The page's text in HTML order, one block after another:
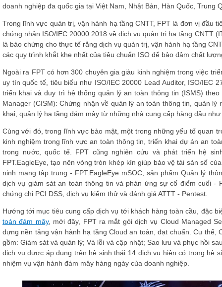
doanh nghiệp đa quốc gia tại Việt Nam, Nhật Bản, Hàn Quốc, Trung
Trong lĩnh vực quản trị, vận hành hạ tầng CNTT, FPT là đơn vị đầu
chứng nhận ISO/IEC 20000:2018 về dịch vụ quản trị hạ tầng CNTT
là bảo chứng cho thực tế rằng dịch vụ quản trị, vận hành hạ tầng
các quy trình khắt khe nhất của tiêu chuẩn ISO để bảo đảm chất
Ngoài ra FPT có hơn 300 chuyên gia giàu kinh nghiệm trong việc
uy tín quốc tế, tiêu biểu như ISO/IEC 20000 Lead Auditor, ISO/IEC
triển khai và duy trì hệ thống quản lý an toàn thông tin (ISMS)
Manager (CISM): Chứng nhận về quản lý an toàn thông tin, quản
khai, quản lý hạ tầng đám mây từ những nhà cung cấp hàng đầu
Cùng với đó, trong lĩnh vực bảo mật, một trong những yếu tố quan
kinh nghiệm trong lĩnh vực an toàn thông tin, triển khai dự án an
trong nước, quốc tế. FPT cũng nghiên cứu và phát triển hệ
FPT.EagleEye, tạo nên vòng tròn khép kín giúp bảo vệ tài sản số
ninh mạng tập trung - FPT.EagleEye mSOC, sản phẩm Quản lý
dịch vụ giám sát an toàn thông tin và phản ứng sự cố điểm cuối -
chứng chỉ PCI DSS, dịch vụ kiểm thử và đánh giá ATTT - Pentest.
Hướng tới mục tiêu cung cấp dịch vụ tới khách hàng toàn cầu, đặc
toán đám mây, mới đây, FPT ra mắt gói dịch vụ Cloud Managed
dựng nền tảng vận hành hạ tầng Cloud an toàn, đạt chuẩn. Cụ thể,
gồm: Giám sát và quản lý; Vá lỗi và cập nhật; Sao lưu và phục hồi
dịch vụ được áp dụng trên hệ sinh thái 14 dịch vụ hiện có trong hệ
nhiệm vụ vận hành đám mây hàng ngày của doanh nghiệp.